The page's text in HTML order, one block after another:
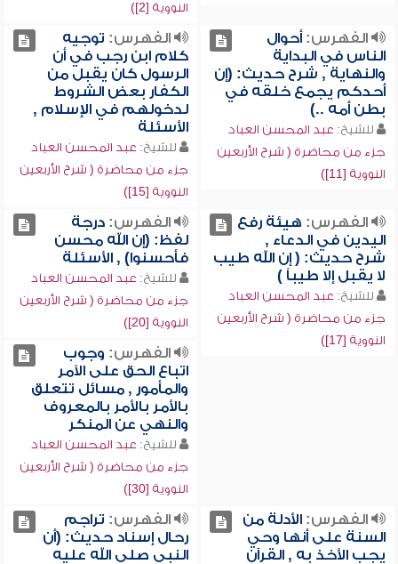
النووية [2])
الفهرس:أحوال
الناس في البداية
والنهاية , شرح حديث: (إن
أحدكم يجمع خلقه في
بطن أمه ..)
للشيخ: عبد المحسن العباد
جزء من محاضرة ( شرح الأربعين
النووية [11])
الفهرس: توجيه
كلام ابن رجب في أن
الرسول كان يقبل من
الكفار بعض الشروط
لدخولهم في الإسلام ,
الأسئلة
للشيخ: عبد المحسن العباد
جزء من محاضرة ( شرح الأربعين
النووية [15])
الفهرس: هيئة رفع
اليدين في الدعاء ,
شرح حديث: ( إن الله طيب
لا يقبل إلا طيباً )
للشيخ: عبد المحسن العباد
جزء من محاضرة ( شرح الأربعين
النووية [17])
الفهرس:درجة
لفظ: (إن الله محسن
فأحسنوا) , الأسئلة
للشيخ: عبد المحسن العباد
جزء من محاضرة ( شرح الأربعين
النووية [20])
الفهرس: وجوب
اتباع الحق على الآمر
والمأمور , مسائل تتعلق
بالأمر بالأمر بالمعروف
والنهي عن المنكر
للشيخ: عبد المحسن العباد
جزء من محاضرة ( شرح الأربعين
النووية [30])
الفهرس:الأدلة من
السنة على أنها وحي
يجب الأخذ به , القرآن
الفهرس: تراجم
رحال إسناد حديث: (أن
النبي صلى الله عليه